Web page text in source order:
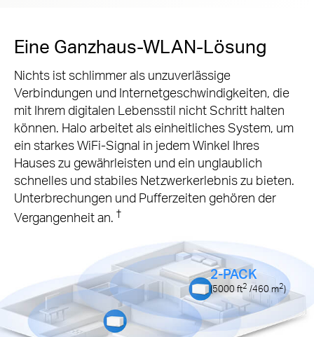
Eine Ganzhaus-WLAN-Lösung
Nichts ist schlimmer als unzuverlässige
Verbindungen und Internetgeschwindigkeiten, die
mit Ihrem digitalen Lebensstil nicht Schritt halten
können. Halo arbeitet als einheitliches System, um
ein starkes WiFi-Signal in jedem Winkel Ihres
Hauses zu gewährleisten und ein unglaublich
schnelles und stabiles Netzwerkerlebnis zu bieten.
Unterbrechungen und Pufferzeiten gehören der
Vergangenheit an. †
2-PACK
(5000ft2 /460m2)